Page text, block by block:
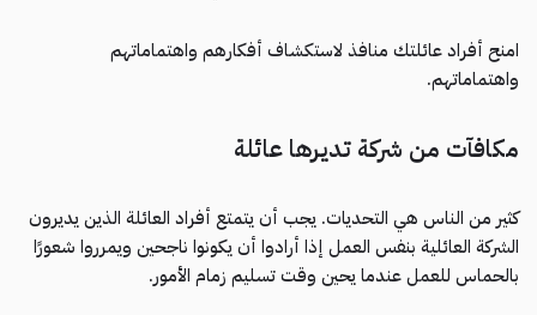
امنح أفراد عائلتك منافذ لاستكشاف أفكارهم واهتماماتهم
واهتماماتهم.
مكافآت من شركة تديرها عائلة
كثير من الناس هي التحديات. يجب أن يتمتع أفراد العائلة الذين يديرون
الشركة العائلية بنفس العمل إذا أرادوا أن يكونوا ناجحين ويمرروا شعورًا
بالحماس للعمل عندما يحين وقت تسليم زمام الأمور.